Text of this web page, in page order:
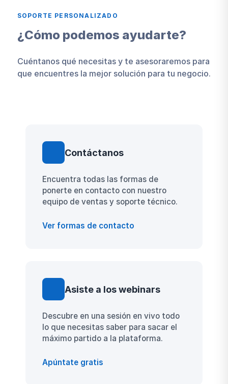
a una tarea.
SOPORTE PERSONALIZADO
¿Cómo podemos ayudarte?
Cuéntanos qué necesitas y te asesoraremos para
que encuentres la mejor solución para tu negocio.
Contáctanos
Encuentra todas las formas de
ponerte en contacto con nuestro
equipo de ventas y soporte técnico.
Ver formas de contacto
Asiste a los webinars
Descubre en una sesión en vivo todo
lo que necesitas saber para sacar el
máximo partido a la plataforma.
Apúntate gratis